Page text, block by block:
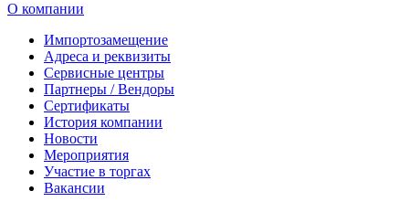
О компании
Импортозамещение
Адреса и реквизиты
Сервисные центры
Партнеры / Вендоры
Сертификаты
История компании
Новости
Мероприятия
Участие в торгах
Вакансии